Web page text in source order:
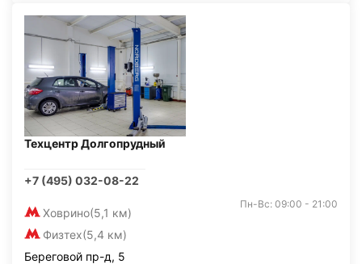
Техцентр Долгопрудный
+7 (495) 032-08-22
Ховрино(5,1 км)
Физтех(5,4 км)
Пн-Вс: 09:00 - 21:00
Береговой пр-д, 5